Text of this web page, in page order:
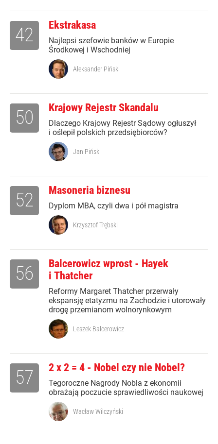
Ekstrakasa
Najlepsi szefowie banków w Europie
Środkowej i Wschodniej
42
Aleksander Piński
Krajowy Rejestr Skandalu
Dlaczego Krajowy Rejestr Sądowy ogłuszył
i oślepił polskich przedsiębiorców?
50
Jan Piński
Masoneria biznesu
Dyplom MBA, czyli dwa i pół magistra
52
Krzysztof Trębski
Balcerowicz wprost - Hayek
i Thatcher
Reformy Margaret Thatcher przerwały
ekspansję etatyzmu na Zachodzie i utorowały
drogę przemianom wolnorynkowym
56
Leszek Balcerowicz
2 x 2 = 4 - Nobel czy nie Nobel?
Tegoroczne Nagrody Nobla z ekonomii
obrażają poczucie sprawiedliwości naukowej
57
Wacław Wilczyński